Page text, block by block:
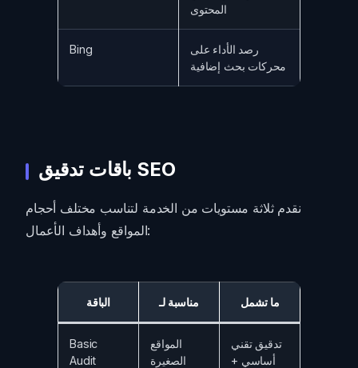
المحتوى
Bing
رصد الأداء على
محركات بحث إضافية
باقات تدقيق SEO
نقدم ثلاثة مستويات من الخدمة لتناسب مختلف أحجام
المواقع وأهداف الأعمال:
الباقة مناسبة لـ ما تشمل
Basic
Audit
المواقع
الصغيرة
تدقيق تقني
أساسي +